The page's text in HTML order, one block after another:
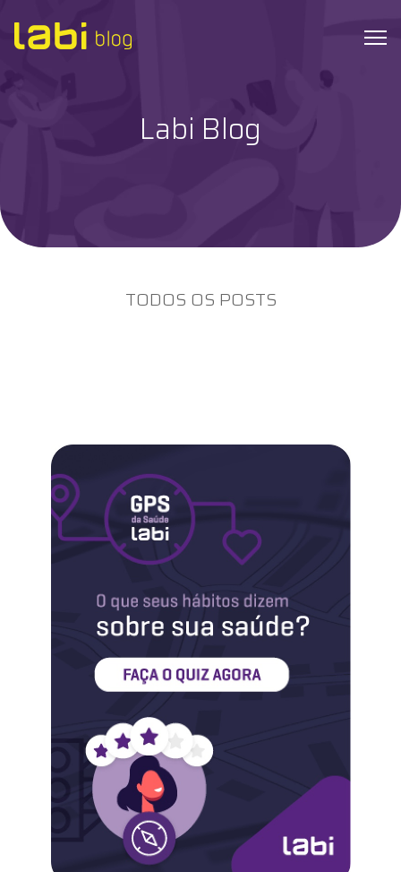
Dicas de Saúde
Maternidade
Novidades do Labi
Saúde da Mulher
Saúde do Homem
Sobre o Labi
Conheça o Labi
Labi Blog
TODOS OS POSTS